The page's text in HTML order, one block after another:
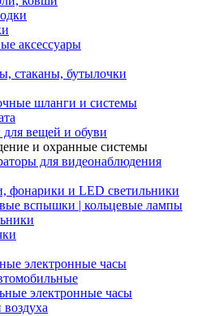
аксессуары
стаканы, бутылочки
шланги и системы
вещей и обуви
и охранные системы
для видеонаблюдения
фонарики и LED светильники
вспышки | кольцевые лампы
электронные часы
электронные часы